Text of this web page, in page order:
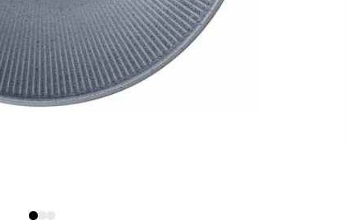
Bryne/Jæren - M44
Jupiterveien 2, 4340 Bryne
Åpent i dag 10-20
0 i butikk